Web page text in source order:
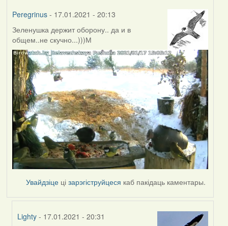
Peregrinus- 17.01.2021 - 20:13
Зеленушка держит оборону.. да и в
общем..не скучно...)))М
Увайдзіце цізарэгіструйцеся каб пакідаць каментары.
Lighty - 17.01.2021 - 20:31